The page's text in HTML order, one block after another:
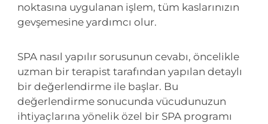
noktasına uygulanan işlem, tüm kaslarınızın
gevşemesine yardımcı olur.
SPA nasıl yapılır sorusunun cevabı, öncelikle
uzman bir terapist tarafından yapılan detaylı
bir değerlendirme ile başlar. Bu
değerlendirme sonucunda vücudunuzun
ihtiyaçlarına yönelik özel bir SPA programı